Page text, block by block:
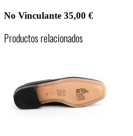
No Vinculante 35,00 €
Productos relacionados